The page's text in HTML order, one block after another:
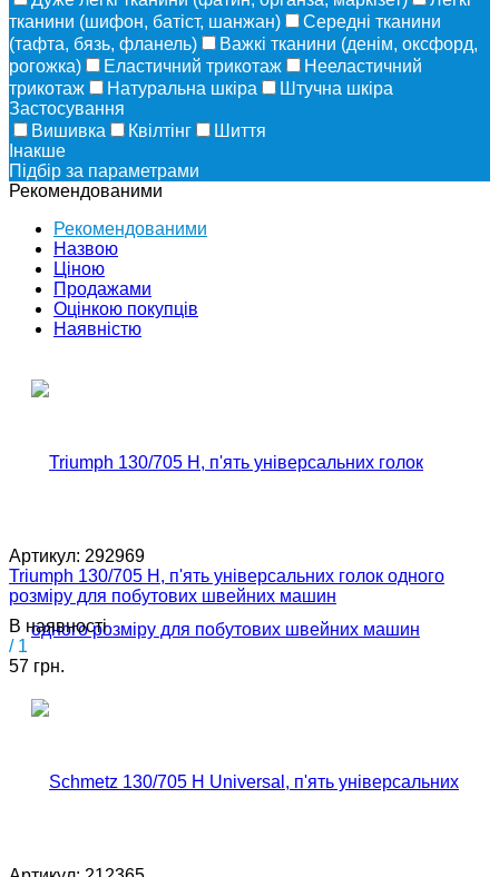
тканини (шифон, батіст, шанжан)
Середні тканини
(тафта, бязь, фланель)
Важкі тканини (денім, оксфорд,
рогожка)
Еластичний трикотаж
Нееластичний
трикотаж
Натуральна шкіра
Штучна шкіра
Застосування
Вишивка
Квілтінг
Шиття
Інакше
Підбір за параметрами
Рекомендованими
Рекомендованими
Назвою
Ціною
Продажами
Оцінкою покупців
Наявністю
Артикул: 292969
Triumph 130/705 H, п'ять універсальних голок одного
розміру для побутових швейних машин
В наявності
/ 1
57 грн.